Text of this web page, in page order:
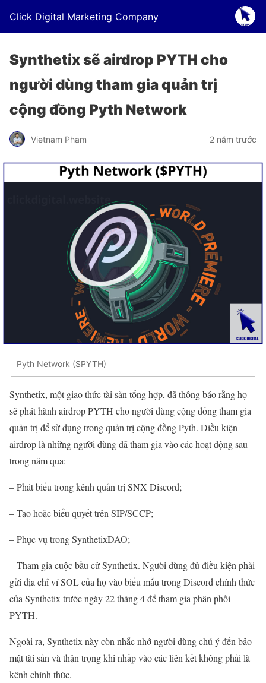
Click Digital Marketing Company
Synthetix sẽ airdrop PYTH cho
người dùng tham gia quản trị
cộng đồng Pyth Network
Vietnam Pham 2 năm trước
Pyth Network ($PYTH)
Synthetix, một giao thức tài sản tổng hợp, đã thông báo rằng họ
sẽ phát hành airdrop PYTH cho người dùng cộng đồng tham gia
quản trị để sử dụng trong quản trị cộng đồng Pyth. Điều kiện
airdrop là những người dùng đã tham gia vào các hoạt động sau
trong năm qua:
– Phát biểu trong kênh quản trị SNX Discord;
– Tạo hoặc biểu quyết trên SIP/SCCP;
– Phục vụ trong SynthetixDAO;
– Tham gia cuộc bầu cử Synthetix. Người dùng đủ điều kiện phải
gửi địa chỉ ví SOL của họ vào biểu mẫu trong Discord chính thức
của Synthetix trước ngày 22 tháng 4 để tham gia phân phối
PYTH.
Ngoài ra, Synthetix này còn nhắc nhở người dùng chú ý đến bảo
mật tài sản và thận trọng khi nhấp vào các liên kết không phải là
kênh chính thức.